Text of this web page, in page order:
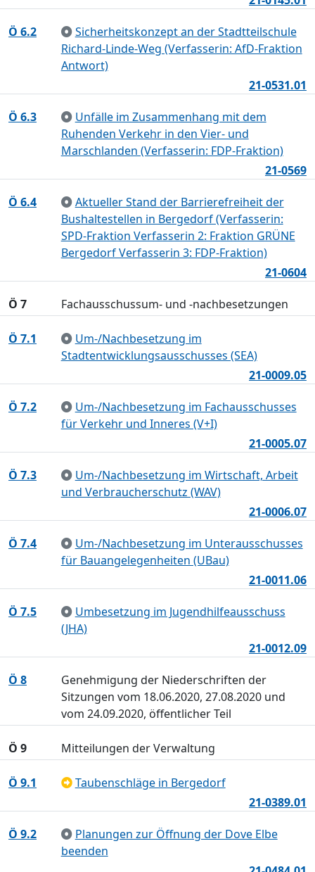
Ö 6.2
Sicherheitskonzept an der Stadtteilschule
Richard-Linde-Weg (Verfasserin: AfD-Fraktion
Antwort)
21-0531.01
Ö 6.3
Unfälle im Zusammenhang mit dem
Ruhenden Verkehr in den Vier- und
Marschlanden (Verfasserin: FDP-Fraktion)
21-0569
Ö 6.4
Aktueller Stand der Barrierefreiheit der
Bushaltestellen in Bergedorf (Verfasserin:
SPD-Fraktion Verfasserin 2: Fraktion GRÜNE
Bergedorf Verfasserin 3: FDP-Fraktion)
21-0604
Ö 7 Fachausschussum- und -nachbesetzungen
Ö 7.1
Um-/Nachbesetzung im
Stadtentwicklungsausschusses (SEA)
21-0009.05
Ö 7.2
Um-/Nachbesetzung im Fachausschusses
für Verkehr und Inneres (V+I)
21-0005.07
Ö 7.3
Um-/Nachbesetzung im Wirtschaft, Arbeit
und Verbraucherschutz (WAV)
21-0006.07
Ö 7.4
Um-/Nachbesetzung im Unterausschusses
für Bauangelegenheiten (UBau)
21-0011.06
Ö 7.5
Umbesetzung im Jugendhilfeausschuss
(JHA)
21-0012.09
Ö 8
Genehmigung der Niederschriften der
Sitzungen vom 18.06.2020, 27.08.2020 und
vom 24.09.2020, öffentlicher Teil
Ö 9 Mitteilungen der Verwaltung
Ö 9.1
Taubenschläge in Bergedorf
21-0389.01
Ö 9.2
Planungen zur Öffnung der Dove Elbe
beenden